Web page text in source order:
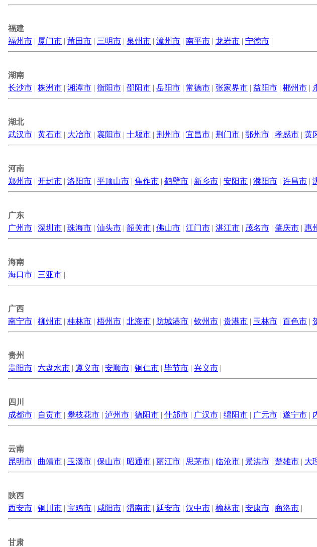
福建
福州市 | 厦门市 | 莆田市 | 三明市 | 泉州市 | 漳州市 | 南平市 | 龙岩市 | 宁德市 |
湖南
长沙市 | 株洲市 | 湘潭市 | 衡阳市 | 邵阳市 | 岳阳市 | 常德市 | 张家界市 | 益阳市 | 郴州市 |
湖北
武汉市 | 黄石市 | 大冶市 | 襄阳市 | 十堰市 | 荆州市 | 宜昌市 | 荆门市 | 鄂州市 | 孝感市 | 黄
河南
郑州市 | 开封市 | 洛阳市 | 平顶山市 | 焦作市 | 鹤壁市 | 新乡市 | 安阳市 | 濮阳市 | 许昌市 |
广东
广州市 | 深圳市 | 珠海市 | 汕头市 | 韶关市 | 佛山市 | 江门市 | 湛江市 | 茂名市 | 肇庆市 | 惠
海南
海口市 | 三亚市 |
广西
南宁市 | 柳州市 | 桂林市 | 梧州市 | 北海市 | 防城港市 | 钦州市 | 贵港市 | 玉林市 | 百色市 |
贵州
贵阳市 | 六盘水市 | 遵义市 | 安顺市 | 铜仁市 | 毕节市 | 兴义市 |
四川
成都市 | 自贡市 | 攀枝花市 | 泸州市 | 德阳市 | 什邡市 | 广汉市 | 绵阳市 | 广元市 | 遂宁市 |
云南
昆明市 | 曲靖市 | 玉溪市 | 保山市 | 昭通市 | 丽江市 | 思茅市 | 临沧市 | 景洪市 | 楚雄市 | 大
陕西
西安市 | 铜川市 | 宝鸡市 | 咸阳市 | 渭南市 | 延安市 | 汉中市 | 榆林市 | 安康市 | 商洛市 |
甘肃